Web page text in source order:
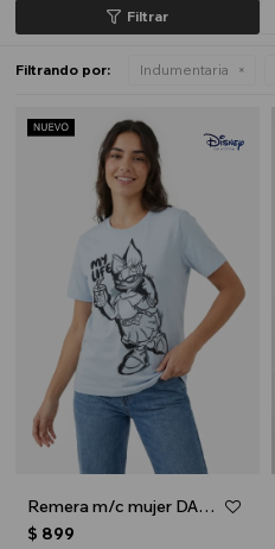
Filtrando por: Indumentaria
Remera m/c mujer DAISY - Celeste
$ 899